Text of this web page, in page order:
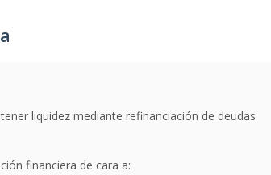
liquidez mediante refinanciación de deudas
financiera de cara a: